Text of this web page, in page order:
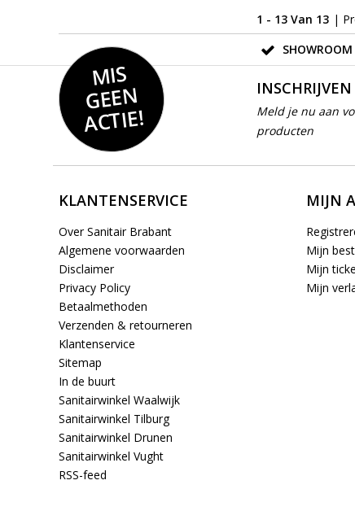
1 - 13 Van 13 |
MIS
GEE
N
ACTIE!
Meld je nu aan
producten
KLANTENSERVICE
Over Sanitair Brabant
Algemene voorwaarden
Disclaimer
Privacy Policy
Betaalmethoden
Verzenden & retourneren
Klantenservice
Sitemap
In de buurt
Sanitairwinkel Waalwijk
Sanitairwinkel Tilburg
Sanitairwinkel Drunen
Sanitairwinkel Vught
RSS-feed
MIJN
Mijn
Mijn
Mijn